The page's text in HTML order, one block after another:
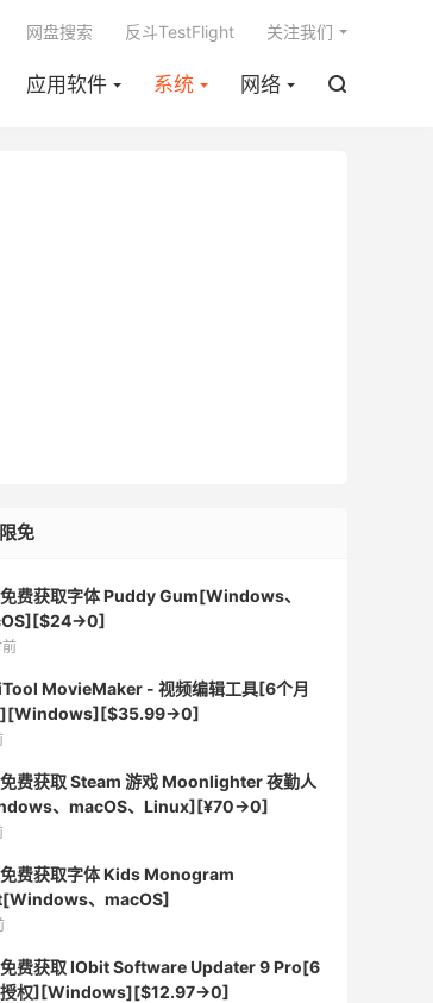
应用软件 系统 网络 
网盘搜索 反斗TestFlight 关注我们
免
费获取字体 Puddy Gum[Windows、
前
MovieMaker - 视频编辑工具[6个月
][Windows][$35.99→0]
费获取 Steam 游戏 Moonlighter 夜勤人
、macOS、Linux][¥70→0]
费获取字体 Kids Monogram
、macOS]
费获取 IObit Software Updater 9 Pro[6
授权][Windows][$12.97→0]